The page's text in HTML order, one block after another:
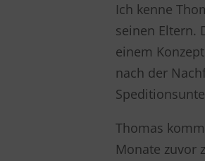
Ich kenne
seinen Eltern.
einem
nach der
Thomas
Monate zuvor